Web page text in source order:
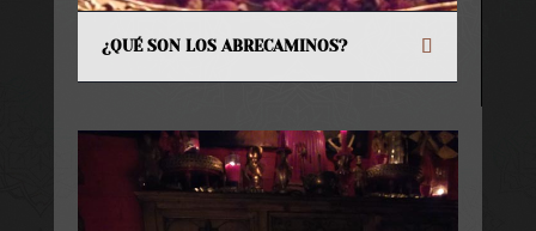
¿QUÉ SON LOS ABRECAMINOS?